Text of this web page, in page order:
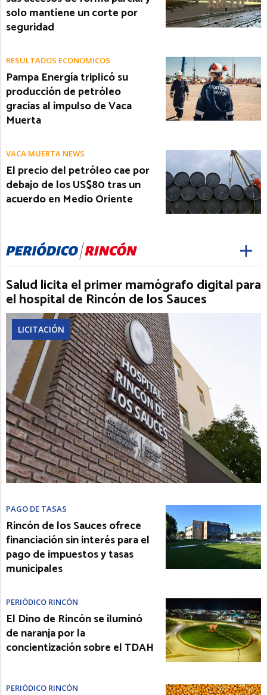
solo mantiene un corte por
seguridad
RESULTADOS ECONÓMICOS
Pampa Energía triplicó su
producción de petróleo
gracias al impulso de Vaca
Muerta
VACA MUERTA NEWS
El precio del petróleo cae por
debajo de los US$80 tras un
acuerdo en Medio Oriente
Salud licita el primer mamógrafo digital para
el hospital de Rincón de los Sauces
LICITACIÓN
PAGO DE TASAS
Rincón de los Sauces ofrece
financiación sin interés para el
pago de impuestos y tasas
municipales
PERIÓDICO RINCÓN
El Dino de Rincón se iluminó
de naranja por la
concientización sobre el TDAH
PERIÓDICO RINCÓN